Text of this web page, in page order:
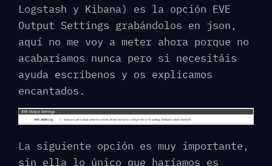
Logstash y Kibana) es la opción EVE
Output Settings grabándolos en json,
aquí no me voy a meter ahora porque no
acabaríamos nunca pero si necesitáis
ayuda escríbenos y os explicamos
encantados.
La siguiente opción es muy importante,
sin ella lo único que haríamos es